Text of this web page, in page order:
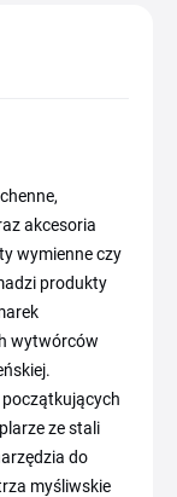
akcesoria
wymienne czy
produkty
wytwórców
ze stali
do
myśliwskie